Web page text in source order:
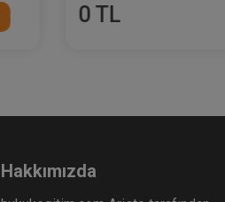
0 TL
Hakkımızda